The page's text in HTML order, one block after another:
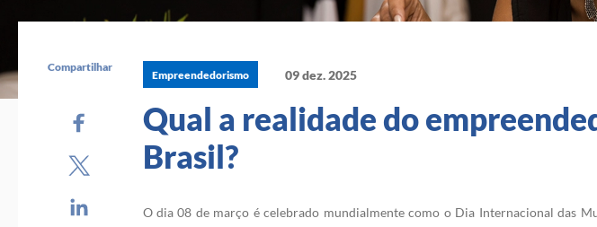
Compartilhar
Empreendedorismo 09 dez. 2025
Qual a realidade do
Brasil?
O dia 08 de março é celebrado mundialmente como o Dia Internacional das